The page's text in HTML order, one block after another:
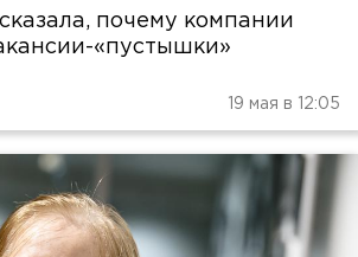
почему компании
«пустышки»
19 мая в 12:05